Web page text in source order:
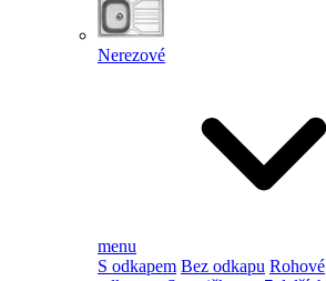
Nerezové
menu
S odkapem Bez odkapu Rohové